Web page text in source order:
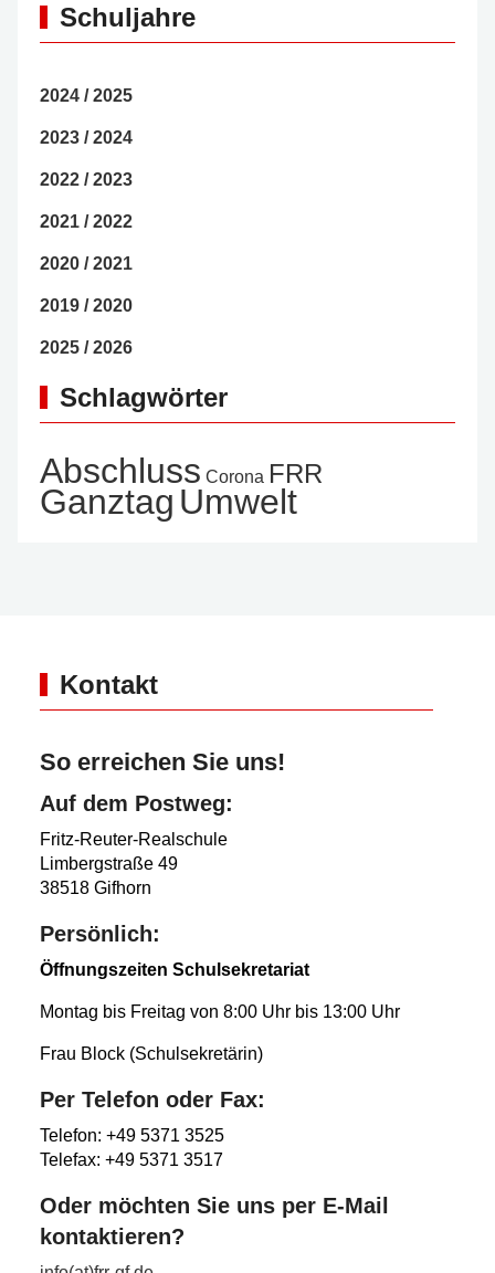
Schuljahre
2024 / 2025
2023 / 2024
2022 / 2023
2021 / 2022
2020 / 2021
2019 / 2020
2025 / 2026
Schlagwörter
Abschluss Corona FRR
Ganztag Umwelt
Kontakt
So erreichen Sie uns!
Auf dem Postweg:
Fritz-Reuter-Realschule
Limbergstraße 49
38518 Gifhorn
Persönlich:
Öffnungszeiten Schulsekretariat
Montag bis Freitag von 8:00 Uhr bis 13:00 Uhr
Frau Block (Schulsekretärin)
Per Telefon oder Fax:
Telefon: +49 5371 3525
Telefax: +49 5371 3517
Oder möchten Sie uns per E-Mail
kontaktieren?